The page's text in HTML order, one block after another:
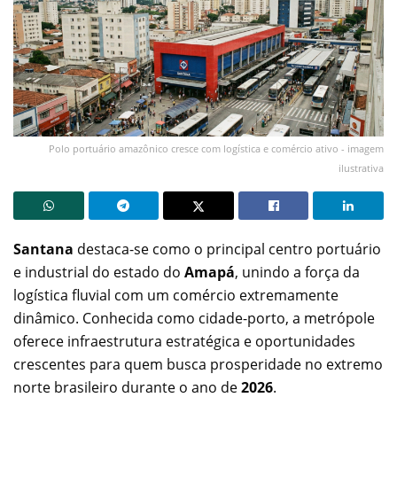
Polo portuário amazônico cresce com logística e comércio ativo - imagem
ilustrativa
Santana destaca-se como o principal centro portuário
e industrial do estado do Amapá, unindo a força da
logística fluvial com um comércio extremamente
dinâmico. Conhecida como cidade-porto, a metrópole
oferece infraestrutura estratégica e oportunidades
crescentes para quem busca prosperidade no extremo
norte brasileiro durante o ano de2026.